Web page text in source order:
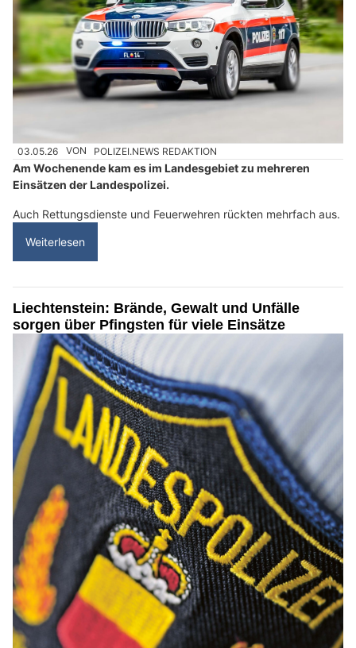
03.05.26 VON POLIZEI.NEWS REDAKTION
Am Wochenende kam es im Landesgebiet zu mehreren
Einsätzen der Landespolizei.
Auch Rettungsdienste und Feuerwehren rückten mehrfach aus.
Weiterlesen
Liechtenstein: Brände, Gewalt und Unfälle
sorgen über Pfingsten für viele Einsätze